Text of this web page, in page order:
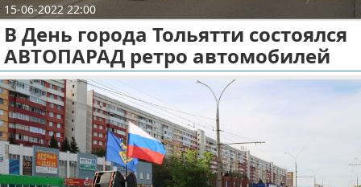
Философия
Культура
Экономика
Разное
Для правообладателей
Условия предоставления информации
Отказ от ответственности
15-06-2022 22:00
В День города Тольятти состоялся
АВТОПАРАД ретро автомобилей